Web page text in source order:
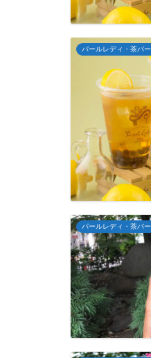
パールレディ・茶バー
パールレディ・茶バー